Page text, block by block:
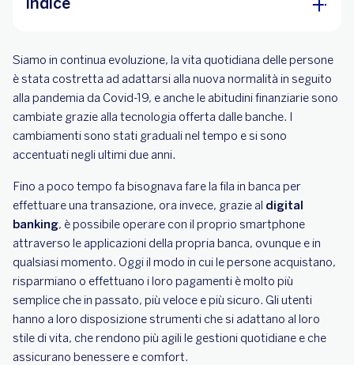
Qual è la migliore app di internet banking?
Caratteristiche delle migliori app bancarie
BBVA, la tua banca sempre a portata di app
Siamo in continua evoluzione, la vita quotidiana delle persone
è stata costretta ad adattarsi alla nuova normalità in seguito
alla pandemia da Covid-19, e anche le abitudini finanziarie sono
cambiate grazie alla tecnologia offerta dalle banche. I
cambiamenti sono stati graduali nel tempo e si sono
accentuati negli ultimi due anni.
Fino a poco tempo fa bisognava fare la fila in banca per
effettuare una transazione, ora invece, grazie al digital
banking, è possibile operare con il proprio smartphone
attraverso le applicazioni della propria banca, ovunque e in
qualsiasi momento. Oggi il modo in cui le persone acquistano,
risparmiano o effettuano i loro pagamenti è molto più
semplice che in passato, più veloce e più sicuro. Gli utenti
hanno a loro disposizione strumenti che si adattano al loro
stile di vita, che rendono più agili le gestioni quotidiane e che
assicurano benessere e comfort.